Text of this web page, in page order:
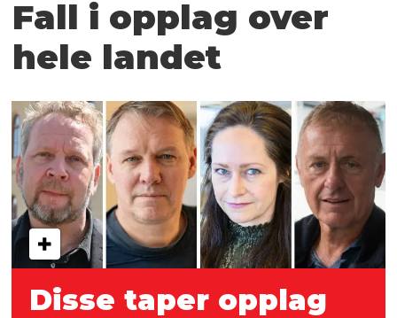
Fall i opplag over
hele landet
Disse taper opplag